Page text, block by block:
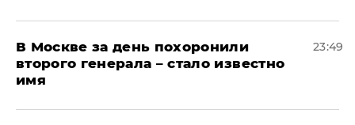
В Москве за день похоронили
второго генерала – стало известно
имя
23:49